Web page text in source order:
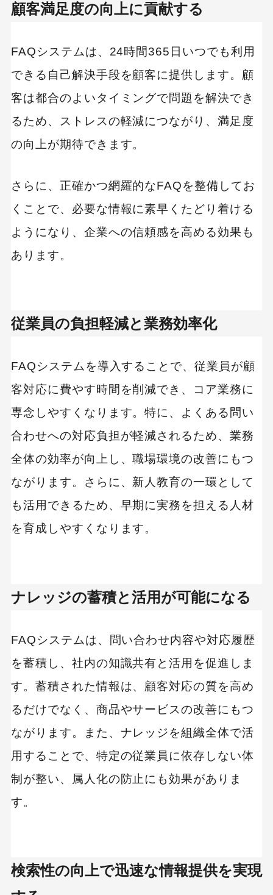
顧客満足度の向上に貢献する
FAQシステムは、24時間365日いつでも利用
できる自己解決手段を顧客に提供します。顧
客は都合のよいタイミングで問題を解決でき
るため、ストレスの軽減につながり、満足度
の向上が期待できます。
さらに、正確かつ網羅的なFAQを整備してお
くことで、必要な情報に素早くたどり着ける
ようになり、企業への信頼感を高める効果も
あります。
従業員の負担軽減と業務効率化
FAQシステムを導入することで、従業員が顧
客対応に費やす時間を削減でき、コア業務に
専念しやすくなります。特に、よくある問い
合わせへの対応負担が軽減されるため、業務
全体の効率が向上し、職場環境の改善にもつ
ながります。さらに、新人教育の一環として
も活用できるため、早期に実務を担える人材
を育成しやすくなります。
ナレッジの蓄積と活用が可能になる
FAQシステムは、問い合わせ内容や対応履歴
を蓄積し、社内の知識共有と活用を促進しま
す。蓄積された情報は、顧客対応の質を高め
るだけでなく、商品やサービスの改善にもつ
ながります。また、ナレッジを組織全体で活
用することで、特定の従業員に依存しない体
制が整い、属人化の防止にも効果がありま
す。
検索性の向上で迅速な情報提供を実現